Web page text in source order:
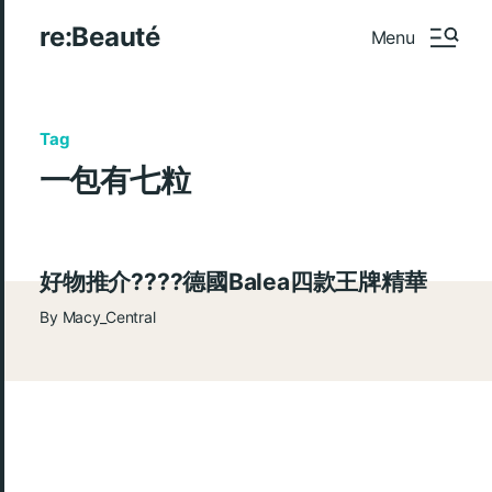
re:Beauté Menu
Tag
一包有七粒
好物推介????德國Balea四款王牌精華
By Macy_Central